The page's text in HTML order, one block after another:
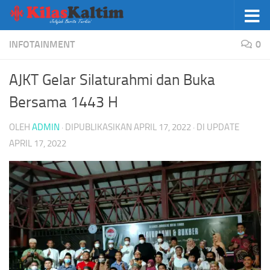
Skip to content
INFOTAINMENT 0
AJKT Gelar Silaturahmi dan Buka
Bersama 1443 H
OLEH ADMIN · DIPUBLIKASIKAN APRIL 17, 2022 · DI UPDATE
APRIL 17, 2022